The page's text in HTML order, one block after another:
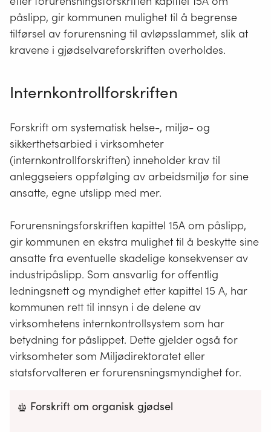
påslipp, gir kommunen mulighet til å begrense
tilførsel av forurensning til avløpsslammet, slik at
kravene i gjødselvareforskriften overholdes.
Internkontrollforskriften
Forskrift om systematisk helse-, miljø- og
sikkerthetsarbied i virksomheter
(internkontrollforskriften) inneholder krav til
anleggseiers oppfølging av arbeidsmiljø for sine
ansatte, egne utslipp med mer.
Forurensningsforskriften kapittel 15A om påslipp,
gir kommunen en ekstra mulighet til å beskytte sine
ansatte fra eventuelle skadelige konsekvenser av
industripåslipp. Som ansvarlig for offentlig
ledningsnett og myndighet etter kapittel 15 A, har
kommunen rett til innsyn i de delene av
virksomhetens internkontrollsystem som har
betydning for påslippet. Dette gjelder også for
virksomheter som Miljødirektoratet eller
statsforvalteren er forurensningsmyndighet for.
Forskrift om organisk gjødsel